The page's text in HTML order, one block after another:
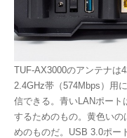
TUF-AX3000のアンテナは
2.4GHz帯（574Mbps）用
信できる。青いLANポート
するためのもの。黄色い
めのものだ。USB 3.0ポー